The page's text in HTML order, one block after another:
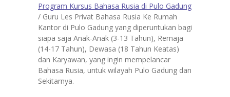
Program Kursus Bahasa Rusia di Pulo Gadung
/ Guru Les Privat Bahasa Rusia Ke Rumah
Kantor di Pulo Gadung yang diperuntukan bagi
siapa saja Anak-Anak (3-13 Tahun), Remaja
(14-17 Tahun), Dewasa (18 Tahun Keatas)
dan Karyawan, yang ingin mempelancar
Bahasa Rusia, untuk wilayah Pulo Gadung dan
Sekitarnya.